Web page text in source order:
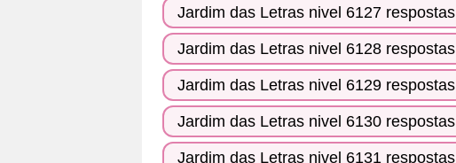
Jardim das Letras nivel 6127 respostas
Jardim das Letras nivel 6128 respostas
Jardim das Letras nivel 6129 respostas
Jardim das Letras nivel 6130 respostas
Jardim das Letras nivel 6131 respostas